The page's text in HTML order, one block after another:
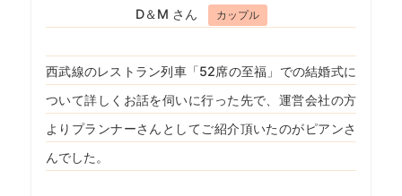
D＆M さん カップル
西武線のレストラン列車「52席の至福」での結婚式に
ついて詳しくお話を伺いに行った先で、運営会社の方
よりプランナーさんとしてご紹介頂いたのがピアンさ
んでした。